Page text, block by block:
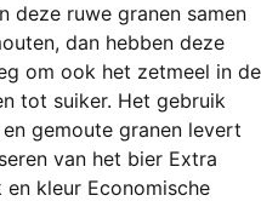
deze ruwe granen samen
dan hebben deze
om ook het zetmeel in de
tot suiker. Het gebruik
gemoute granen levert
van het bier Extra
kleur Economische